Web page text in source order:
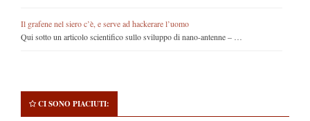
Il grafene nel siero c’è, e serve ad hackerare l’uomo
Qui sotto un articolo scientifico sullo sviluppo di nano-antenne – …
CI SONO PIACIUTI: